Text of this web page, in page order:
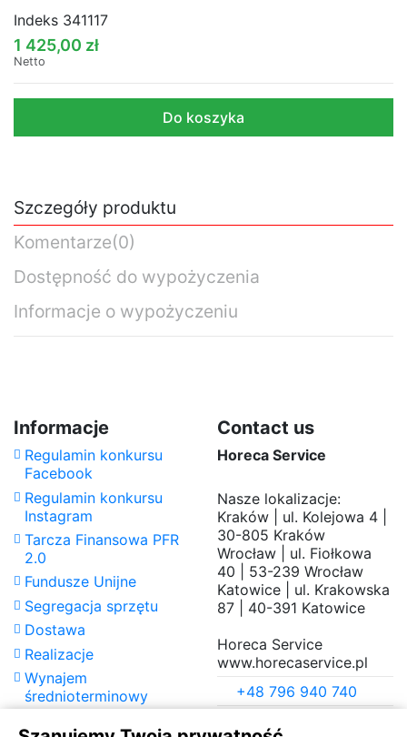
Indeks 341117
1 425,00 zł
Netto
Do koszyka
Szczegóły produktu
Komentarze(0)
Dostępność do wypożyczenia
Informacje o wypożyczeniu
Daily Rate
(exc.)
Standard Daily
1 239,00 zł
Informacje
Regulamin konkursu
Facebook
Regulamin konkursu
Instagram
Tarcza Finansowa PFR
2.0
Fundusze Unijne
Segregacja sprzętu
Dostawa
Realizacje
Wynajem
średnioterminowy
Contact us
Horeca Service
Nasze lokalizacje:
Kraków | ul. Kolejowa 4 |
30-805 Kraków
Wrocław | ul. Fiołkowa
40 | 53-239 Wrocław
Katowice | ul. Krakowska
87 | 40-391 Katowice
Horeca Service
www.horecaservice.pl
+48 796 940 740